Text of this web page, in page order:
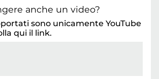
anche un video?
sono unicamente YouTube
qui il link.